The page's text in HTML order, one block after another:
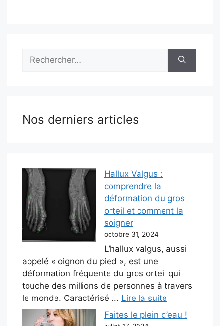
Nos derniers articles
Hallux Valgus :
comprendre la
déformation du gros
orteil et comment la
soigner
octobre 31, 2024
L’hallux valgus, aussi
appelé « oignon du pied », est une
déformation fréquente du gros orteil qui
touche des millions de personnes à travers
le monde. Caractérisé ... Lire la suite
Faites le plein d’eau !